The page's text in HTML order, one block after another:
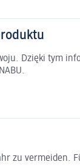
Dzięki tym
zu vermeiden.